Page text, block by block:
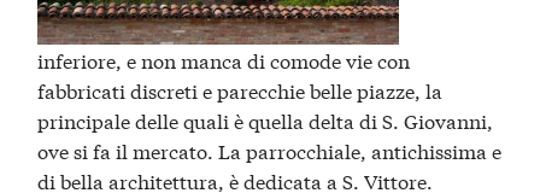
inferiore, e non manca di comode vie con
fabbricati discreti e parecchie belle piazze, la
principale delle quali è quella delta di S. Giovanni,
ove si fa il mercato. La parrocchiale, antichissima e
di bella architettura, è dedicata a S. Vittore.